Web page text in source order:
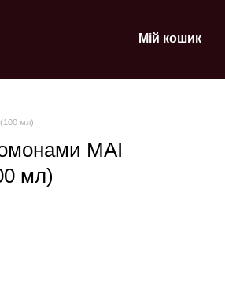
Мій кошик
мл)
MAI
мл)